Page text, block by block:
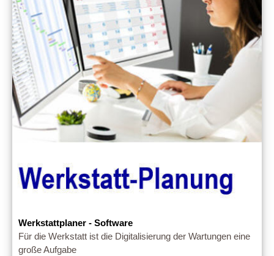
Werkstattplaner - Software
Für die Werkstatt ist die Digitalisierung der Wartungen eine
große Aufgabe